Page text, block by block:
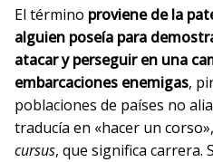
El término proviene de la
alguien poseía para
atacar y perseguir en una
embarcaciones enemigas,
poblaciones de países no
traducía en «hacer un
cursus, que significa carrera.